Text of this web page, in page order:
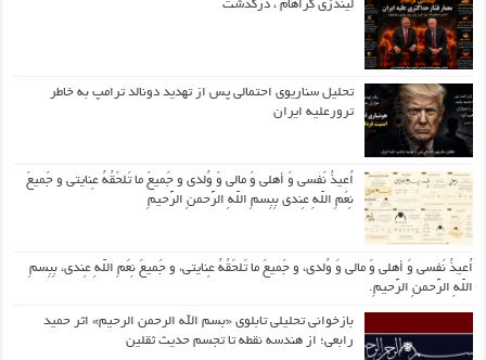
لیندزی گراهام ، درگذشت
تحلیل سناریوی احتمالی پس از تهدید دونالد ترامپ به خاطر
ترورعلیه ایران
اُعیذُ نَفسی وَ أهلی وَ مالی وَ وُلدی و جَمیعَ ما تَلحَقُهُ عِنایتی و جَمیعَ
نِعَمِ اللّهِ عِندی بِبِسمِ اللّهِ الرَّحمنِ الرَّحیمِ
اُعیذُ نَفسی وَ أهلی وَ مالی وَ وُلدی، و جَمیعَ ما تَلحَقُهُ عِنایتی، و جَمیعَ نِعَمِ اللّهِ عِندی، بِبِسمِ
اللّهِ الرَّحمنِ الرَّحیمِ.
بازخوانی تحلیلی تابلوی «بسم الله الرحمن الرحیم» اثر حمید
رابعی؛ از هندسه نقطه تا تجسم حدیث ثقلین